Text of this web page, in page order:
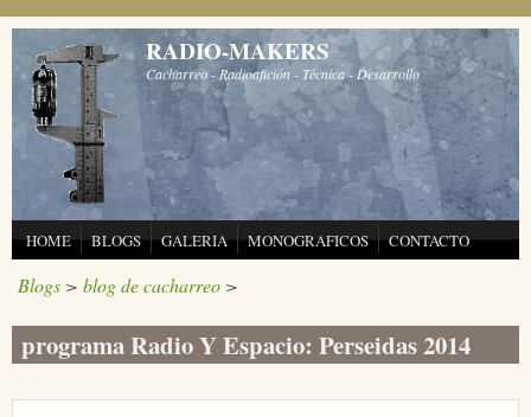
Pasar al contenido principal
RADIO-MAKERS
Cacharreo - Radioafición - Técnica - Desarrollo
HOME BLOGS GALERIA MONOGRAFICOS CONTACTO
Blogs > blog de cacharreo >
programa Radio Y Espacio: Perseidas 2014